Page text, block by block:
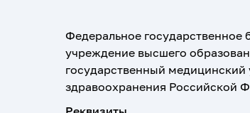
Федеральное государственное
учреждение высшего
государственный медицинский
здравоохранения Российской